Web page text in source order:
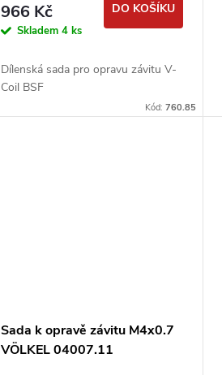
966 Kč
Skladem 4 ks
DO KOŠÍKU
Dílenská sada pro opravu závitu V-
Coil BSF
Kód:760.85
Sada k opravě závitu M4x0.7
VÖLKEL 04007.11